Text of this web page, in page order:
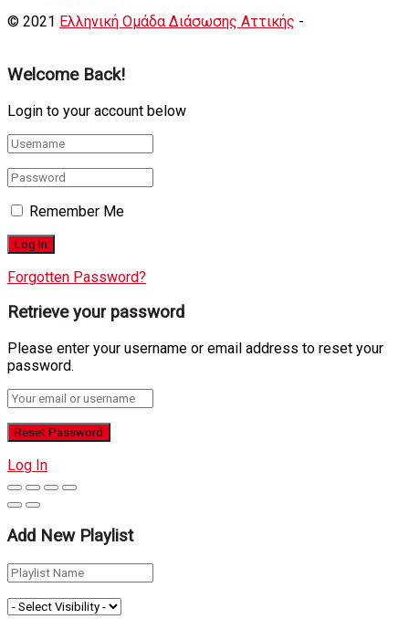
© 2021 Ελληνική Ομάδα Διάσωσης Αττικής -
Welcome Back!
Login to your account below
Remember Me
Forgotten Password?
Retrieve your password
Please enter your username or email address to reset your
password.
Log In
Add New Playlist